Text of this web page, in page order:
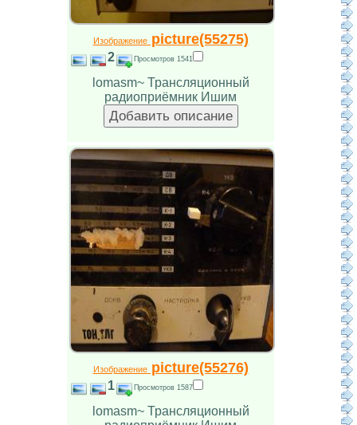
Изображениеpicture(55275)
2 Просмотров 1541
lomasm~ Трансляционный
радиоприёмник Ишим
Изображениеpicture(55276)
1 Просмотров 1587
lomasm~ Трансляционный